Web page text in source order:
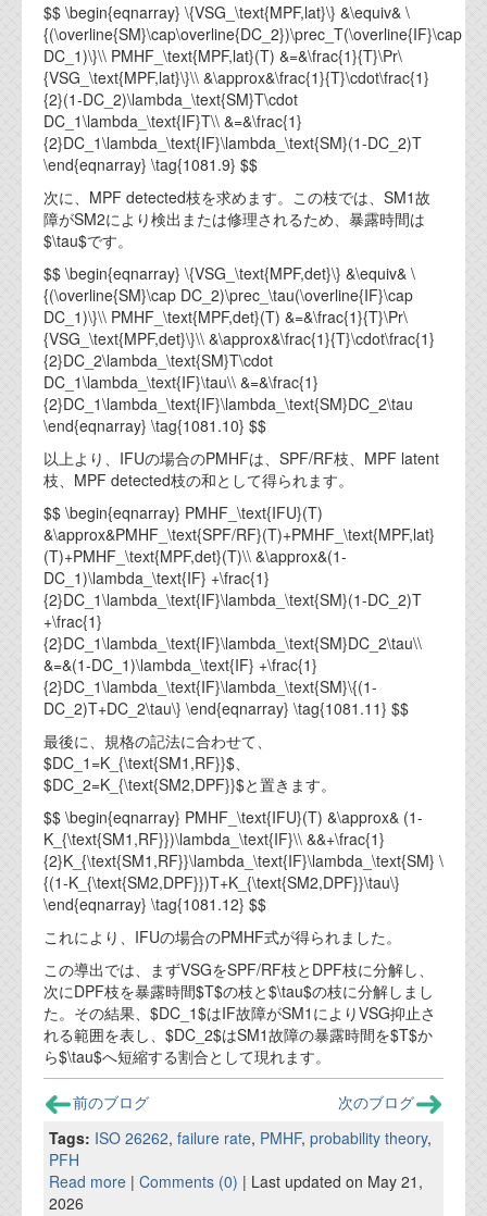
$$ \begin{eqnarray} \{VSG_\text{MPF,lat}\} &\equiv& \
{(\overline{SM}\cap\overline{DC_2})\prec_T(\overline{IF}\cap
DC_1)\}\\ PMHF_\text{MPF,lat}(T) &=&\frac{1}{T}\Pr\
{VSG_\text{MPF,lat}\}\\ &\approx&\frac{1}{T}\cdot\frac{1}
{2}(1-DC_2)\lambda_\text{SM}T\cdot
DC_1\lambda_\text{IF}T\\ &=&\frac{1}
{2}DC_1\lambda_\text{IF}\lambda_\text{SM}(1-DC_2)T
\end{eqnarray} \tag{1081.9} $$
次に、MPF detected枝を求めます。この枝では、SM1故
障がSM2により検出または修理されるため、暴露時間は
$\tau$です。
$$ \begin{eqnarray} \{VSG_\text{MPF,det}\} &\equiv& \
{(\overline{SM}\cap DC_2)\prec_\tau(\overline{IF}\cap
DC_1)\}\\ PMHF_\text{MPF,det}(T) &=&\frac{1}{T}\Pr\
{VSG_\text{MPF,det}\}\\ &\approx&\frac{1}{T}\cdot\frac{1}
{2}DC_2\lambda_\text{SM}T\cdot
DC_1\lambda_\text{IF}\tau\\ &=&\frac{1}
{2}DC_1\lambda_\text{IF}\lambda_\text{SM}DC_2\tau
\end{eqnarray} \tag{1081.10} $$
以上より、IFUの場合のPMHFは、SPF/RF枝、MPF latent
枝、MPF detected枝の和として得られます。
$$ \begin{eqnarray} PMHF_\text{IFU}(T)
&\approx&PMHF_\text{SPF/RF}(T)+PMHF_\text{MPF,lat}
(T)+PMHF_\text{MPF,det}(T)\\ &\approx&(1-
DC_1)\lambda_\text{IF} +\frac{1}
{2}DC_1\lambda_\text{IF}\lambda_\text{SM}(1-DC_2)T
+\frac{1}
{2}DC_1\lambda_\text{IF}\lambda_\text{SM}DC_2\tau\\
&=&(1-DC_1)\lambda_\text{IF} +\frac{1}
{2}DC_1\lambda_\text{IF}\lambda_\text{SM}\{(1-
DC_2)T+DC_2\tau\} \end{eqnarray} \tag{1081.11} $$
最後に、規格の記法に合わせて、
$DC_1=K_{\text{SM1,RF}}$、
$DC_2=K_{\text{SM2,DPF}}$と置きます。
$$ \begin{eqnarray} PMHF_\text{IFU}(T) &\approx& (1-
K_{\text{SM1,RF}})\lambda_\text{IF}\\ &&+\frac{1}
{2}K_{\text{SM1,RF}}\lambda_\text{IF}\lambda_\text{SM} \
{(1-K_{\text{SM2,DPF}})T+K_{\text{SM2,DPF}}\tau\}
\end{eqnarray} \tag{1081.12} $$
これにより、IFUの場合のPMHF式が得られました。
この導出では、まずVSGをSPF/RF枝とDPF枝に分解し、
次にDPF枝を暴露時間$T$の枝と$\tau$の枝に分解しまし
た。その結果、$DC_1$はIF故障がSM1によりVSG抑止さ
れる範囲を表し、$DC_2$はSM1故障の暴露時間を$T$か
ら$\tau$へ短縮する割合として現れます。
前のブログ
次のブログ
Tags: ISO 26262, failure rate, PMHF, probability theory,
PFH
Read more | Comments (0) | Last updated on May 21,
2026